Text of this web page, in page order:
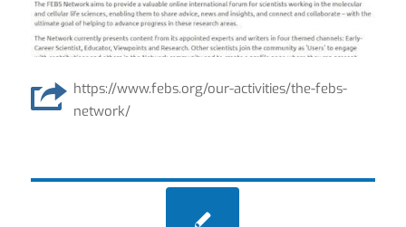
https://www.febs.org/our-activities/the-febs-
network/